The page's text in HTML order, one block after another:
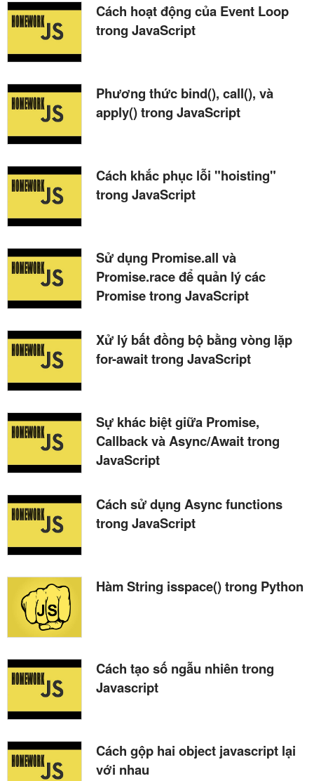
Cách hoạt động của Event Loop
trong JavaScript
Phương thức bind(), call(), và
apply() trong JavaScript
Cách khắc phục lỗi "hoisting"
trong JavaScript
Sử dụng Promise.all và
Promise.race để quản lý các
Promise trong JavaScript
Xử lý bất đồng bộ bằng vòng lặp
for-await trong JavaScript
Sự khác biệt giữa Promise,
Callback và Async/Await trong
JavaScript
Cách sử dụng Async functions
trong JavaScript
Hàm String isspace() trong Python
Cách tạo số ngẫu nhiên trong
Javascript
Cách gộp hai object javascript lại
với nhau